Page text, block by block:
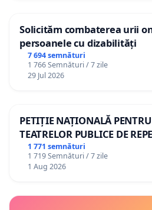
Solicităm combaterea urii
persoanele cu dizabilități
7 694 semnături
1 766 Semnături / 7 zile
29 Jul 2026
PETIȚIE NAȚIONALĂ
TEATRELOR PUBLICE DE
ROMÂNIA
1 771 semnături
1 719 Semnături / 7 zile
1 Aug 2026